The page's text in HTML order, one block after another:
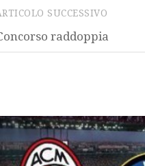
SUCCESSIVO
raddoppia